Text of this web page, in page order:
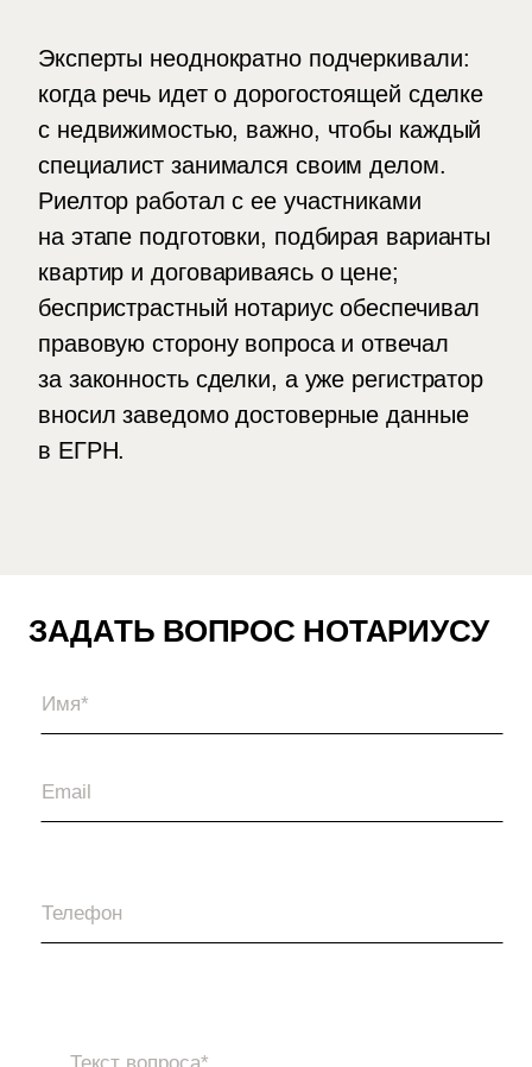
Эксперты неоднократно подчеркивали:
когда речь идет о дорогостоящей сделке
с недвижимостью, важно, чтобы каждый
специалист занимался своим делом.
Риелтор работал с ее участниками
на этапе подготовки, подбирая варианты
квартир и договариваясь о цене;
беспристрастный нотариус обеспечивал
правовую сторону вопроса и отвечал
за законность сделки, а уже регистратор
вносил заведомо достоверные данные
в ЕГРН.
ЗАДАТЬ ВОПРОС НОТАРИУСУ